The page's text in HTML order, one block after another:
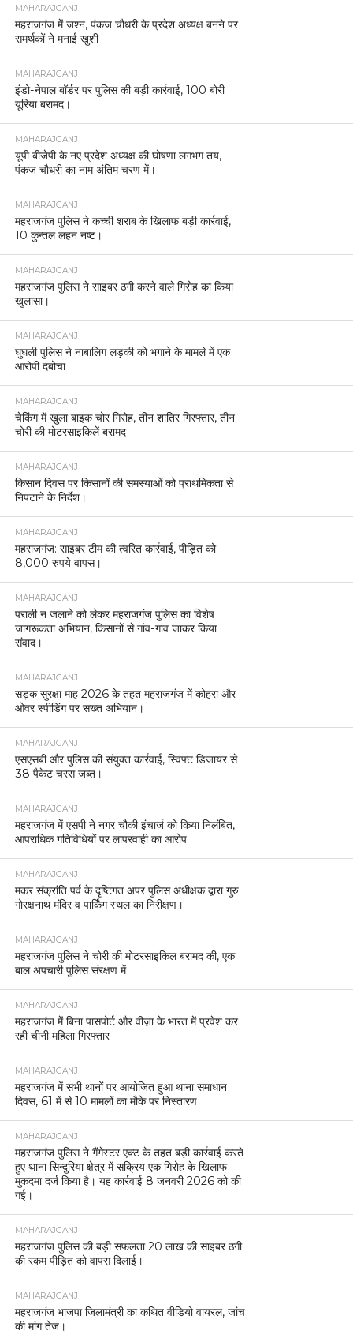
MAHARAJGANJ
महराजगंज में जश्न, पंकज चौधरी के प्रदेश अध्यक्ष बनने पर
समर्थकों ने मनाई खुशी
MAHARAJGANJ
इंडो-नेपाल बॉर्डर पर पुलिस की बड़ी कार्रवाई, 100 बोरी
यूरिया बरामद।
MAHARAJGANJ
यूपी बीजेपी के नए प्रदेश अध्यक्ष की घोषणा लगभग तय,
पंकज चौधरी का नाम अंतिम चरण में।
MAHARAJGANJ
महराजगंज पुलिस ने कच्ची शराब के खिलाफ बड़ी कार्रवाई,
10 कुन्तल लहन नष्ट।
MAHARAJGANJ
महराजगंज पुलिस ने साइबर ठगी करने वाले गिरोह का किया
खुलासा।
MAHARAJGANJ
घुघली पुलिस ने नाबालिग लड़की को भगाने के मामले में एक
आरोपी दबोचा
MAHARAJGANJ
चेकिंग में खुला बाइक चोर गिरोह, तीन शातिर गिरफ्तार, तीन
चोरी की मोटरसाइकिलें बरामद
MAHARAJGANJ
किसान दिवस पर किसानों की समस्याओं को प्राथमिकता से
निपटाने के निर्देश।
MAHARAJGANJ
महराजगंज: साइबर टीम की त्वरित कार्रवाई, पीड़ित को
8,000 रुपये वापस।
MAHARAJGANJ
पराली न जलाने को लेकर महराजगंज पुलिस का विशेष
जागरूकता अभियान, किसानों से गांव-गांव जाकर किया
संवाद।
MAHARAJGANJ
सड़क सुरक्षा माह 2026 के तहत महराजगंज में कोहरा और
ओवर स्पीडिंग पर सख्त अभियान।
MAHARAJGANJ
एसएसबी और पुलिस की संयुक्त कार्रवाई, स्विफ्ट डिजायर से
38 पैकेट चरस जब्त।
MAHARAJGANJ
महराजगंज में एसपी ने नगर चौकी इंचार्ज को किया निलंबित,
आपराधिक गतिविधियों पर लापरवाही का आरोप
MAHARAJGANJ
मकर संक्रांति पर्व के दृष्टिगत अपर पुलिस अधीक्षक द्वारा गुरु
गोरक्षनाथ मंदिर व पार्किंग स्थल का निरीक्षण।
MAHARAJGANJ
महराजगंज पुलिस ने चोरी की मोटरसाइकिल बरामद की, एक
बाल अपचारी पुलिस संरक्षण में
MAHARAJGANJ
महराजगंज में बिना पासपोर्ट और वीज़ा के भारत में प्रवेश कर
रही चीनी महिला गिरफ्तार
MAHARAJGANJ
महराजगंज में सभी थानों पर आयोजित हुआ थाना समाधान
दिवस, 61 में से 10 मामलों का मौके पर निस्तारण
MAHARAJGANJ
महराजगंज पुलिस ने गैंगेस्टर एक्ट के तहत बड़ी कार्रवाई करते
हुए थाना सिन्दुरिया क्षेत्र में सक्रिय एक गिरोह के खिलाफ
मुकदमा दर्ज किया है। यह कार्रवाई 8 जनवरी 2026 को की
गई।
MAHARAJGANJ
महराजगंज पुलिस की बड़ी सफलता 20 लाख की साइबर ठगी
की रकम पीड़ित को वापस दिलाई।
MAHARAJGANJ
महराजगंज भाजपा जिलामंत्री का कथित वीडियो वायरल, जांच
की मांग तेज।